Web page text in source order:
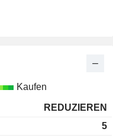
Kaufen
REDUZIEREN
5